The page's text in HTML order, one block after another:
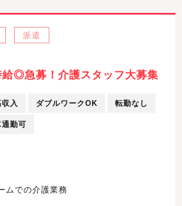
派遣
給◎急募！介護スタッフ大募集
入 ダブルワークOK 転勤なし
通勤可
ムでの介護業務